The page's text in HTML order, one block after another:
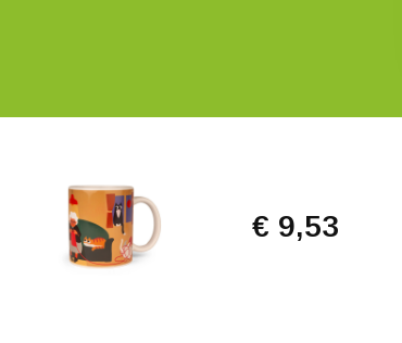
€ 9,53